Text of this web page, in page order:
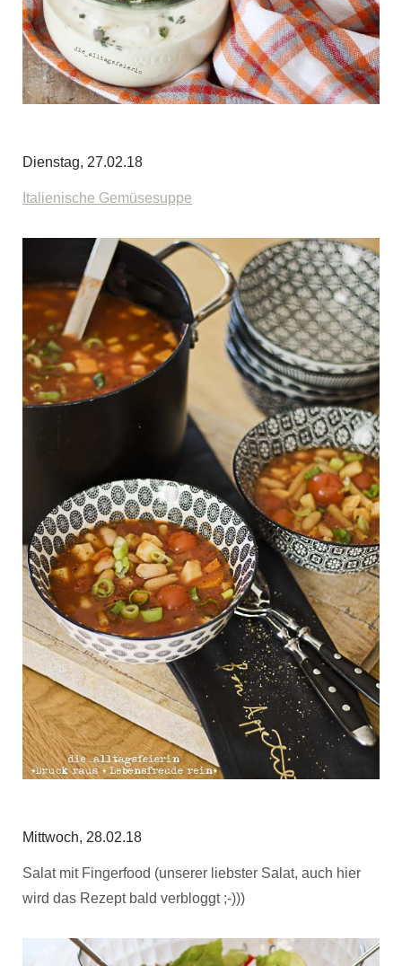
Dienstag, 27.02.18
Italienische Gemüsesuppe
Mittwoch, 28.02.18
Salat mit Fingerfood (unserer liebster Salat, auch hier
wird das Rezept bald verbloggt ;-)))